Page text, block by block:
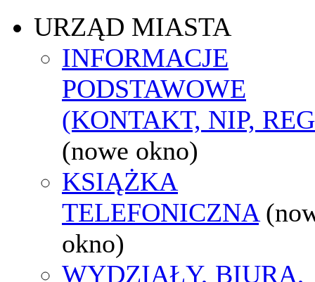
URZĄD MIASTA
INFORMACJE
PODSTAWOWE
(KONTAKT, NIP,
(nowe okno)
KSIĄŻKA
TELEFONICZNA
okno)
WYDZIAŁY, BIURA,